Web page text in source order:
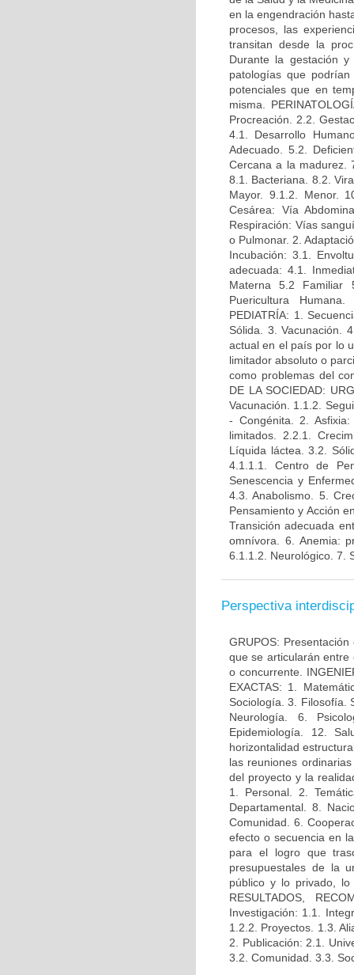
en la engendración
procesos, las
transitan desde la
Durante la gestación
patologías que
potenciales que en
misma.
Procreación. 2.2.
4.1. Desarrollo
Adecuado. 5.2.
Cercana a la madurez.
8.1. Bacteriana. 8.2.
Mayor. 9.1.2. Menor.
Cesárea: Vía
Respiración: Vías
o Pulmonar. 2.
Incubación: 3.1.
adecuada: 4.1.
Materna 5.2 Familiar
Puericultura
PEDIATRÍA: 1.
Sólida. 3. Vacunación.
actual en el país por lo
limitador absoluto o
como problemas del
DE LA SOCIEDAD:
Vacunación. 1.1.2.
- Congénita. 2.
limitados. 2.2.1.
Líquida láctea. 3.2.
4.1.1.1. Centro de
Senescencia y
4.3. Anabolismo. 5.
Pensamiento y Acción
Transición adecuada
omnívora. 6. Anemia:
6.1.1.2. Neurológico. 7.
Perspectiva
GRUPOS:
que se articularán
o concurrente.
EXACTAS: 1.
Sociología. 3. Filosofía.
Neurología. 6.
Epidemiología. 12.
horizontalidad
las reuniones
del proyecto y la
1. Personal. 2.
Departamental. 8.
Comunidad. 6.
efecto o secuencia en
para el logro que
presupuestales de la
público y lo privado, lo
RESULTADOS,
Investigación: 1.1.
1.2.2. Proyectos. 1.3.
2. Publicación: 2.1.
3.2. Comunidad. 3.3.